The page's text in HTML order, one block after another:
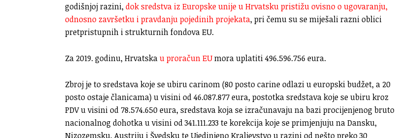
godišnjoj razini, dok sredstva iz Europske unije u Hrvatsku pristižu ovisno o ugovaranju,
odnosno završetku i pravdanju pojedinih projekata, pri čemu su se miješali razni oblici
pretpristupnih i strukturnih fondova EU.
Za 2019. godinu, Hrvatskau proračun EUmora uplatiti 496.596.756 eura.
Zbroj je to sredstava koje se ubiru carinom (80 posto carine odlazi u europski budžet, a 20
posto ostaje članicama) u visini od 46.087.877 eura, postotka sredstava koje se ubiru kroz
PDV u visini od 78.574.650 eura, sredstava koja se izračunavaju na bazi procijenjenog bruto
nacionalnog dohotka u visini od 341.111.233 te korekcija koje se primjenjuju na Dansku,
Nizozemsku, Austriju i Švedsku te Ujedinjeno Kraljevstvo u razini od nešto preko 30